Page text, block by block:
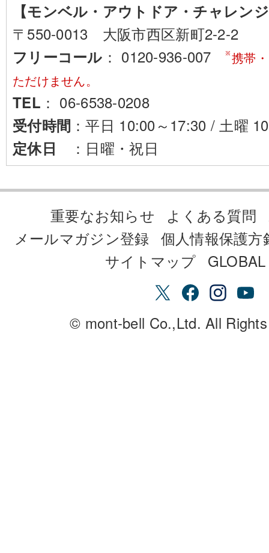
【モンベル・アウトドア・チャレン
〒550-0013 大阪市西区新町2-2-2
フリーコール ： 0120-936-007 携帯
ただけません。
TEL ： 06-6538-0208
受付時間 ：平日 10:00～17:30 / 土曜
定休日 ：日曜・祝日
重要なお知らせ よくある質問
メールマガジン登録 個人情報保護方
サイトマップ
© mont-bell Co.,Ltd. All